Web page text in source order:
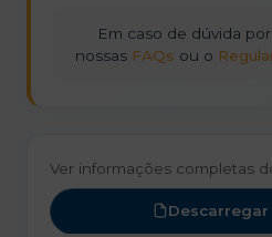
Em caso de dúvida
nossas FAQs ou o
Ver informações completas
Descarregar